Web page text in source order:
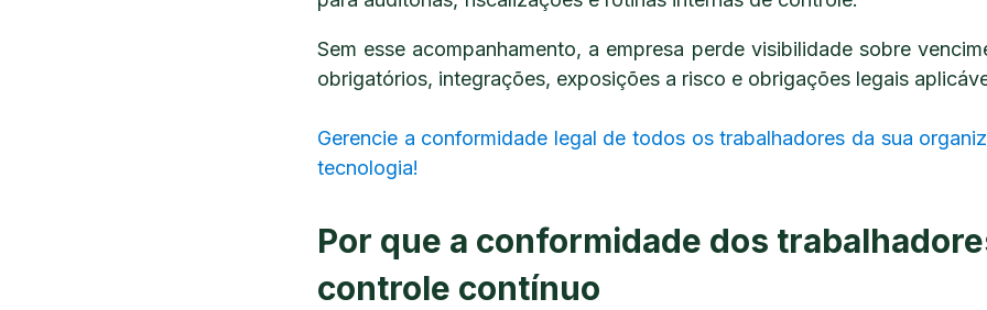
Sem esse acompanhamento, a empresa perde visibilidade sobre
obrigatórios, integrações, exposições a risco e obrigações legais
Gerencie a conformidade legal de todos os trabalhadores da sua
tecnologia!
Por que a conformidade dos
controle contínuo